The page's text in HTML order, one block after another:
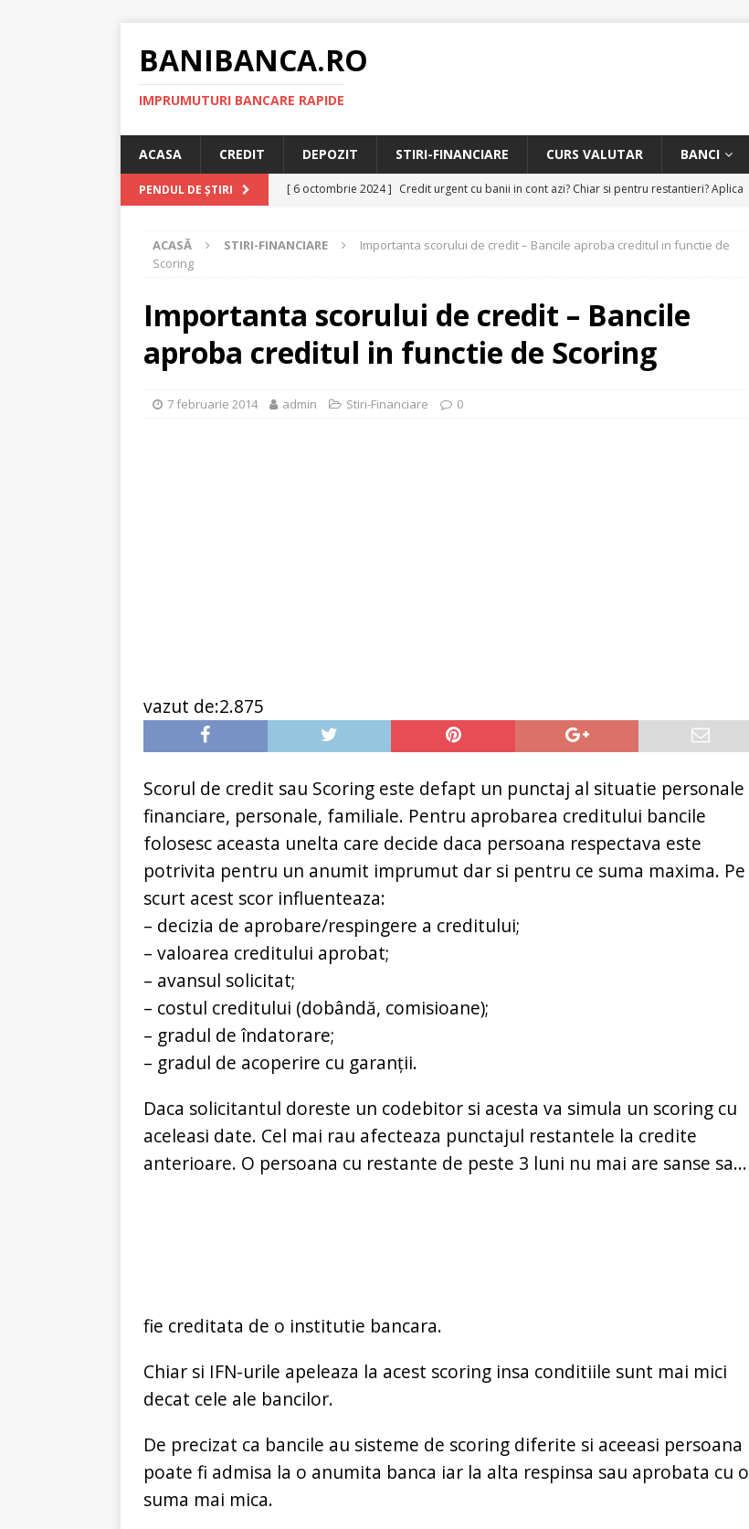
BANIBANCA.RO
IMPRUMUTURI BANCARE RAPIDE
ACASA CREDIT DEPOZIT STIRI-FINANCIARE CURS VALUTAR BANCI
PENDUL DE ȘTIRI [ 6 octombrie 2024 ] Credit urgent cu banii in cont azi? Chiar si pentru restantieri? Aplica
[ 8 septembrie 2024 ] Facem rata creditului mai mica sau iti dam bani in plus? Profita de
[ 11 august 2024 ] Creditarea restantierilor si imbunatatirea scorului financiar
RAPID
Credit online pentru restantieri. Aplica online sau telefonic.
RAPID
ACASĂ STIRI-FINANCIARE
Importanta scorului de credit – Bancile aproba creditul in functie de
Scoring
Importanta scorului de credit – Bancile
aproba creditul in functie de Scoring
7 februarie 2014 admin Stiri-Financiare 0
vazut de:2.875
Scorul de credit sau Scoring este defapt un punctaj al situatie personale
financiare, personale, familiale. Pentru aprobarea creditului bancile
folosesc aceasta unelta care decide daca persoana respectava este
potrivita pentru un anumit imprumut dar si pentru ce suma maxima. Pe
scurt acest scor influenteaza:
– decizia de aprobare/respingere a creditului;
– valoarea creditului aprobat;
– avansul solicitat;
– costul creditului (dobândă, comisioane);
– gradul de îndatorare;
– gradul de acoperire cu garanții.
Daca solicitantul doreste un codebitor si acesta va simula un scoring cu
aceleasi date. Cel mai rau afecteaza punctajul restantele la credite
anterioare. O persoana cu restante de peste 3 luni nu mai are sanse sa...
fie creditata de o institutie bancara.
Chiar si IFN-urile apeleaza la acest scoring insa conditiile sunt mai mici
decat cele ale bancilor.
De precizat ca bancile au sisteme de scoring diferite si aceeasi persoana
poate fi admisa la o anumita banca iar la alta respinsa sau aprobata cu o
suma mai mica.